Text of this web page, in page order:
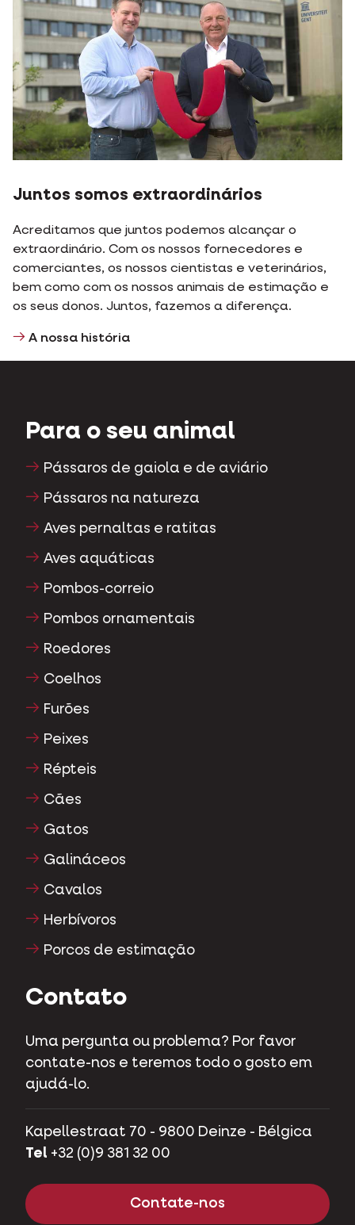
Juntos somos extraordinários
Acreditamos que juntos podemos alcançar o
extraordinário. Com os nossos fornecedores e
comerciantes, os nossos cientistas e veterinários,
bem como com os nossos animais de estimação e
os seus donos. Juntos, fazemos a diferença.
A nossa história
Para o seu animal
Pássaros de gaiola e de aviário
Pássaros na natureza
Aves pernaltas e ratitas
Aves aquáticas
Pombos-correio
Pombos ornamentais
Roedores
Coelhos
Furões
Peixes
Répteis
Cães
Gatos
Galináceos
Cavalos
Herbívoros
Porcos de estimação
Contato
Uma pergunta ou problema? Por favor
contate-nos e teremos todo o gosto em
ajudá-lo.
Kapellestraat 70 - 9800 Deinze - Bélgica
Tel +32 (0)9 381 32 00
Contate-nos